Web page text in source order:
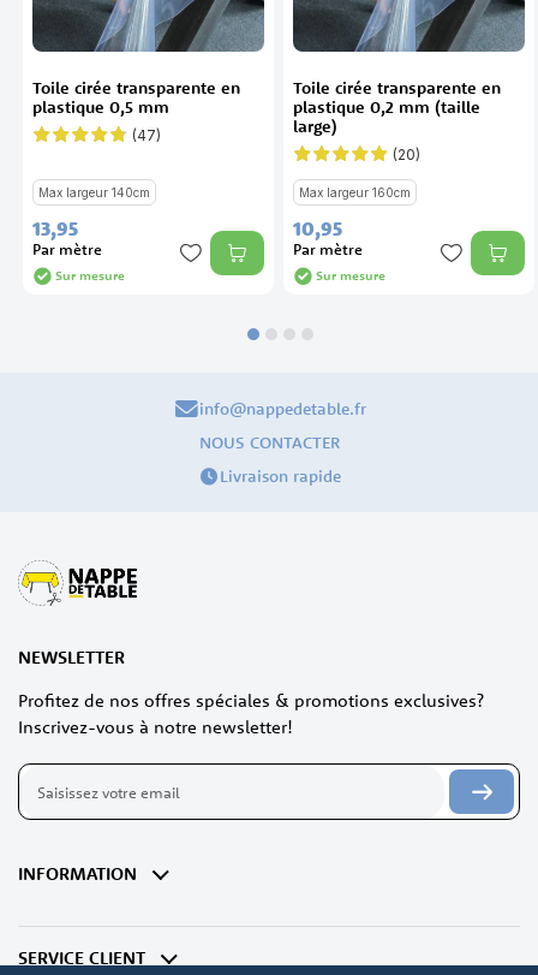
Toile cirée transparente en
plastique 0,5 mm
Évaluation: (47)
Max largeur 140cm
13,95
Par mètre
Sur mesure
Toile cirée transparente en
plastique 0,2 mm (taille
large)
Évaluation: (20)
Max largeur 160cm
10,95
Par mètre
Sur mesure
info@nappedetable.fr
NOUS CONTACTER
Livraison rapide
NEWSLETTER
Profitez de nos offres spéciales & promotions exclusives?
Inscrivez-vous à notre newsletter!
Inscription
notre
d’information
INFORMATION
SERVICE CLIENT